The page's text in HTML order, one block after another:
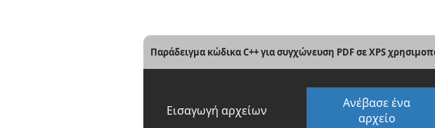
Παράδειγμα κώδικα C++ για συγχώνευση PDF σε XPS
Εισαγωγή αρχείων
Ανέβασε ένα
αρχείο